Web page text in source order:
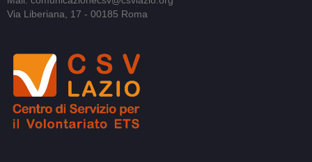
Via Liberiana, 17 - 00185 Roma